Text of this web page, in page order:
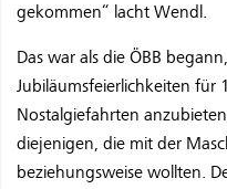
gekommen“ lacht Wendl.
Das war als die ÖBB
Jubiläumsfeierlichkeiten für
Nostalgiefahrten
diejenigen, die mit der
beziehungsweise wollten.